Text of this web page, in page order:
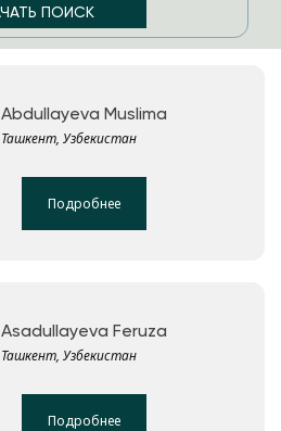
Abdullayeva Muslima
Ташкент, Узбекистан
Подробнее
Asadullayeva Feruza
Ташкент, Узбекистан
Подробнее